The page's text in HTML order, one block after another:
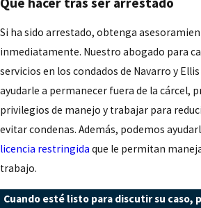
Si ha sido arrestado, obtenga
inmediatamente. Nuestro abogado para
servicios en los condados de Navarro y
ayudarle a permanecer fuera de la cárcel,
privilegios de manejo y trabajar para
evitar condenas. Además, podemos
licencia restringida que le permitan
trabajo.
Cuando esté listo para discutir su caso,